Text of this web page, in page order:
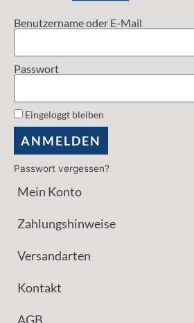
Benutzername oder E-Mail
Passwort
Eingeloggt bleiben
ANMELDEN
Passwort vergessen?
Mein Konto
Zahlungshinweise
Versandarten
Kontakt
AGB